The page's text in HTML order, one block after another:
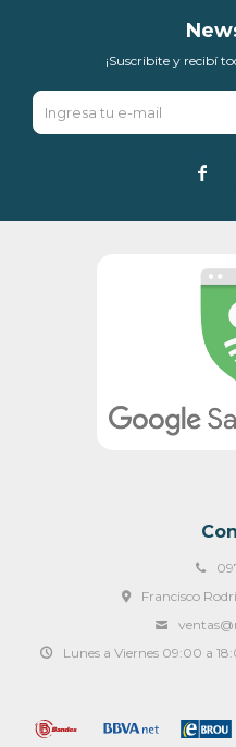
Francisco
Lunes a Viernes 09:00 a
¡Suscribite y recibí
